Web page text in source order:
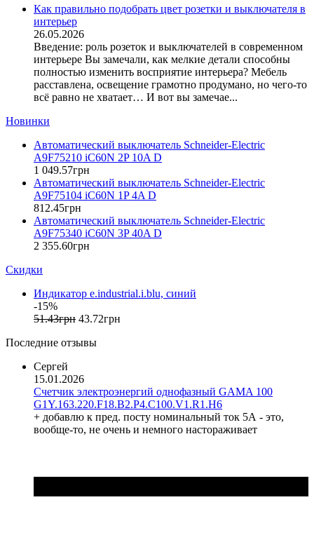
SDM6E
UCB
ukm
x160
x250
ВА44-33
ВА66-31 GENERICA
ВА66-35 GENERICA
ВА77-1(1)
ВА88(2)
ВАМ-8(1)
ЕВ
DKC (Украина)
Dyness (Китай)
E.NEXT (Украина)
EAE Electric
Eastron (Китай)
Eaton (США)
ElectrO (Украина)
EON (Таиланд)
ETI (Словения)
ETREL (Словения)
Evrosvet (Украина)
Extherm (Германия)
F&F (Польша)
FRER (Италия)
FS (Украина)
Galkat (Украина)
GENERICA (Китай)
Gewiss (Италия)
GreenVision (Китай)
Hager (Германия)
Haupa (Германия)
HD Hyundai Electric (Корея)
Hemstedt (Германия)
Horoz Electric (Турция)
Huawei (Китай)
Как правильно подобрать цвет розетки и выключателя в
интерьер
26.05.2026
Введение: роль розеток и выключателей в современном
интерьере Вы замечали, как мелкие детали способны
полностью изменить восприятие интерьера? Мебель
расставлена, освещение грамотно продумано, но чего-то
всё равно не хватает… И вот вы замечае...
Новинки
Автоматический выключатель Schneider-Electric
A9F75210 iC60N 2P 10A D
1 049.57грн
Автоматический выключатель Schneider-Electric
A9F75104 iC60N 1P 4A D
812.45грн
Автоматический выключатель Schneider-Electric
A9F75340 iC60N 3P 40A D
2 355.60грн
Скидки
Индикатор e.industrial.i.blu, синий
-15%
51.43грн 43.72грн
Последние отзывы
Сергей
15.01.2026
Счетчик электроэнергий однофазный GAMA 100
G1Y.163.220.F18.B2.P4.C100.V1.R1.H6
+ добавлю к пред. посту номинальный ток 5А - это,
вообще-то, не очень и немного настораживает